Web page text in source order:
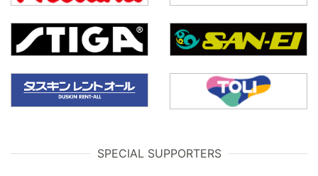
SPECIAL SUPPORTERS